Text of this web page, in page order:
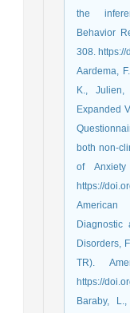
the
Behavior
308. https://
Aardema,
K.,
Expanded
both non-
of
https://
American
Diagnostic
Disorders,
TR).
https://
Baraby,